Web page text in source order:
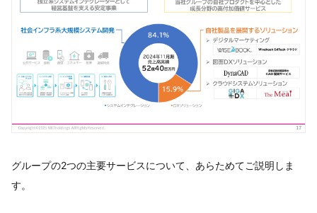
グループの2つの主要サービスについて、あらためてご説明しま
す。